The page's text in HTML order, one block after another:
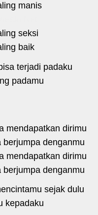
manis
seksi
baik
terjadi padaku
padamu
mendapatkan dirimu
denganmu
mendapatkan dirimu
denganmu
sejak dulu
kepadaku